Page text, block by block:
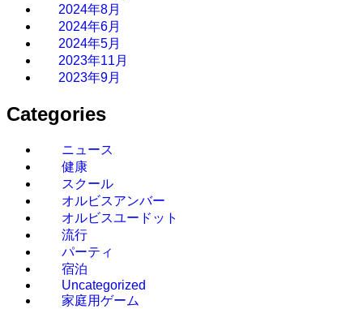
2024年8月
2024年6月
2024年5月
2023年11月
2023年9月
Categories
ニュース
健康
スクール
オルビスアンバー
オルビスユードット
流行
パーティ
宿泊
Uncategorized
家庭用ゲーム